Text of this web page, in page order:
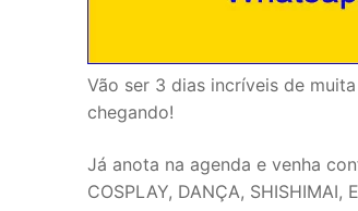
Vão ser 3 dias incríveis de
chegando!
Já anota na agenda e venha
COSPLAY, DANÇA, SHISHIMAI,